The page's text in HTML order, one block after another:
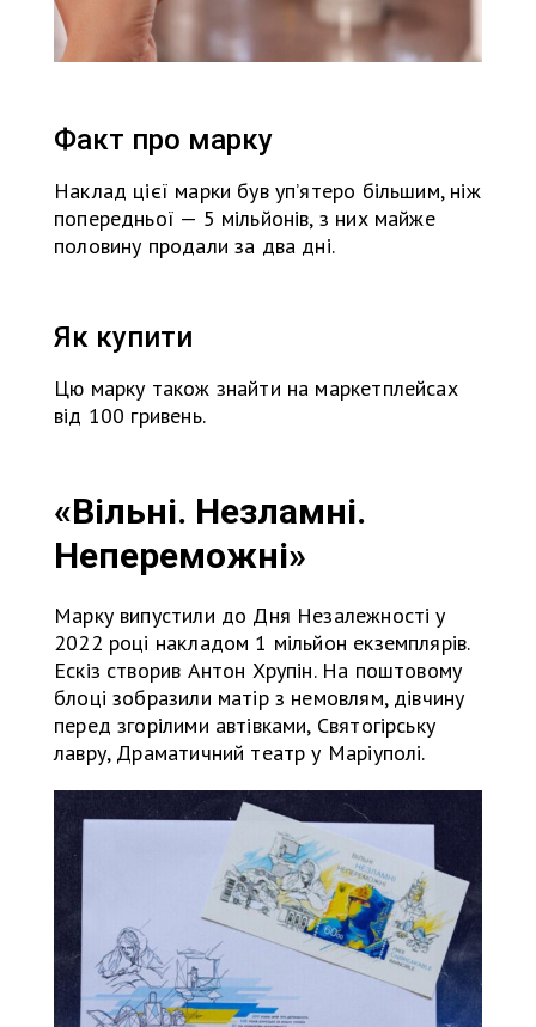
Факт про марку
Наклад цієї марки був упʼятеро більшим, ніж
попередньої — 5 мільйонів, з них майже
половину продали за два дні.
Як купити
Цю марку також знайти на маркетплейсах
від 100 гривень.
«Вільні. Незламні.
Непереможні»
Марку випустили до Дня Незалежності у
2022 році накладом 1 мільйон екземплярів.
Ескіз створив Антон Хрупін. На поштовому
блоці зобразили матір з немовлям, дівчину
перед згорілими автівками, Святогірську
лавру, Драматичний театр у Маріуполі.